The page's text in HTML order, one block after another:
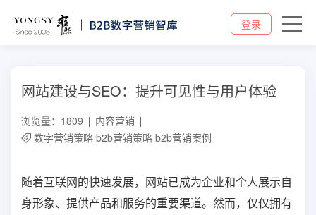
登录
网站建设与SEO：提升可见性与用户体验
浏览量：1809
内容营销
数字营销策略 b2b营销策略 b2b营销案例
随着互联网的快速发展，网站已成为企业和个人展示自
身形象、提供产品和服务的重要渠道。然而，仅仅拥有